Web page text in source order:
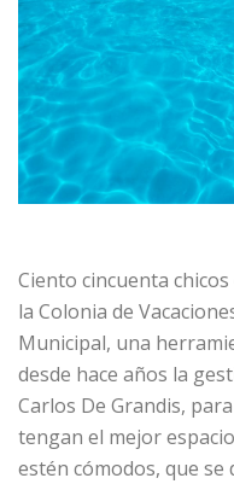
Ciento cincuenta
la Colonia de
Municipal, una
desde hace años la
Carlos De Grandis,
tengan el mejor
estén cómodos, que se